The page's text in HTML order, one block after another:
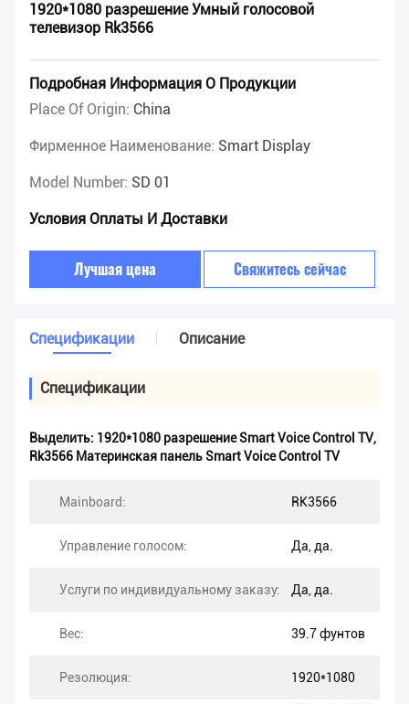
1920*1080 разрешение Умный голосовой
телевизор Rk3566
Подробная Информация О Продукции
Place Of Origin: China
Фирменное Наименование: Smart Display
Model Number: SD 01
Условия Оплаты И Доставки
Лучшая цена Свяжитесь сейчас
Спецификации Описание
Спецификации
Выделить: 1920*1080 разрешение Smart Voice Control TV,
Rk3566 Материнская панель Smart Voice Control TV
Mainboard: RK3566
Управление голосом: Да, да.
Услуги по индивидуальному заказу: Да, да.
Вес: 39.7 фунтов
Резолюция: 1920*1080